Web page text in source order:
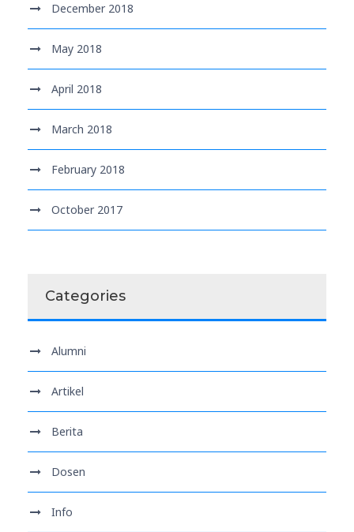
December 2018
May 2018
April 2018
March 2018
February 2018
October 2017
Categories
Alumni
Artikel
Berita
Dosen
Info